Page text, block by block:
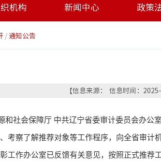
机构 新闻中心 政策
/ 通知公告
【信息来源： 信息时间：
和社会保障厅 中共辽宁省委审计委员会办公室
考察了解推荐对象等工作程序，向全省审
工作办公室已反馈有关意见，按照正式推荐